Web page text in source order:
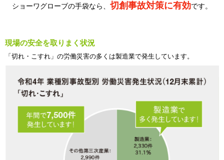
ショーワグローブの手袋なら、 切創事故対策に有効です。
現場の安全を取りまく状況
「切れ・こすれ」の労働災害の多くは製造業で発生しています。